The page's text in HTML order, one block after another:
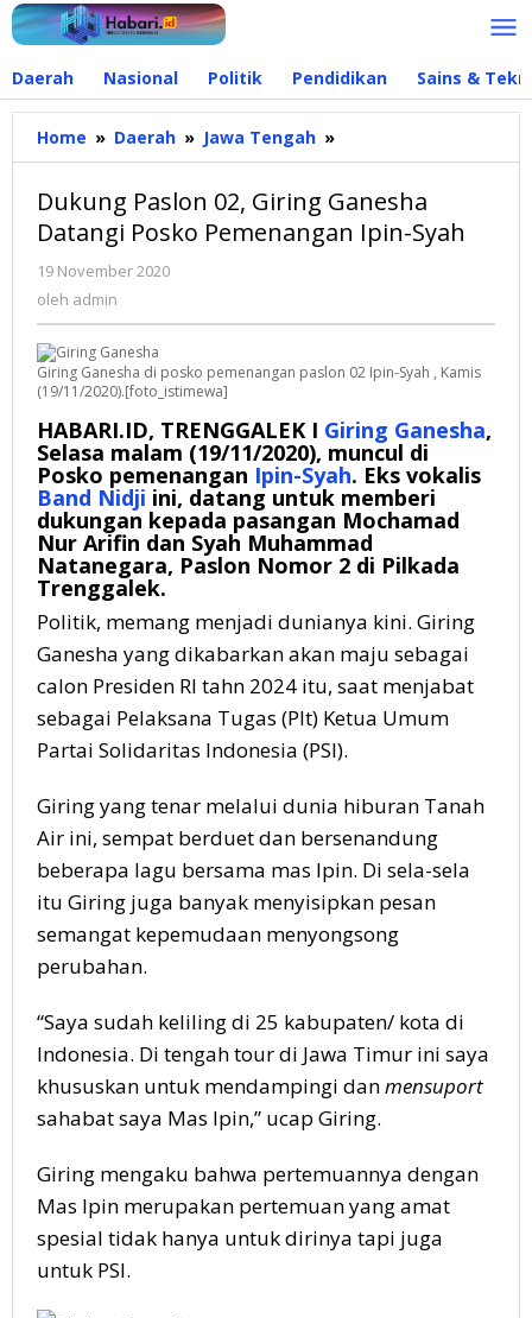
Lewati
ke
Daerah Nasional Politik Pendidikan Sains &
Home » Daerah » Jawa Tengah »
Paslon
Giring
Ganesha
Syah
Dukung Paslon 02, Giring Ganesha
Datangi Posko Pemenangan Ipin-Syah
19 November 2020
oleh admin
Giring Ganesha di posko pemenangan paslon 02 Ipin-Syah , Kamis
(19/11/2020).[foto_istimewa]
HABARI.ID, TRENGGALEK I Giring Ganesha,
Selasa malam (19/11/2020), muncul di
Posko pemenangan Ipin-Syah. Eks vokalis
Band Nidji ini, datang untuk memberi
dukungan kepada pasangan Mochamad
Nur Arifin dan Syah Muhammad
Natanegara, Paslon Nomor 2 di Pilkada
Trenggalek.
Politik, memang menjadi dunianya kini. Giring
Ganesha yang dikabarkan akan maju sebagai
calon Presiden RI tahn 2024 itu, saat menjabat
sebagai Pelaksana Tugas (Plt) Ketua Umum
Partai Solidaritas Indonesia (PSI).
Giring yang tenar melalui dunia hiburan Tanah
Air ini, sempat berduet dan bersenandung
beberapa lagu bersama mas Ipin. Di sela-sela
itu Giring juga banyak menyisipkan pesan
semangat kepemudaan menyongsong
perubahan.
“Saya sudah keliling di 25 kabupaten/ kota di
Indonesia. Di tengah tour di Jawa Timur ini saya
khususkan untuk mendampingi danmensuport
sahabat saya Mas Ipin,” ucap Giring.
Giring mengaku bahwa pertemuannya dengan
Mas Ipin merupakan pertemuan yang amat
spesial tidak hanya untuk dirinya tapi juga
untuk PSI.